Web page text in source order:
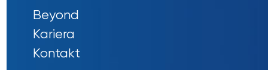
Beyond
Kariera
Kontakt